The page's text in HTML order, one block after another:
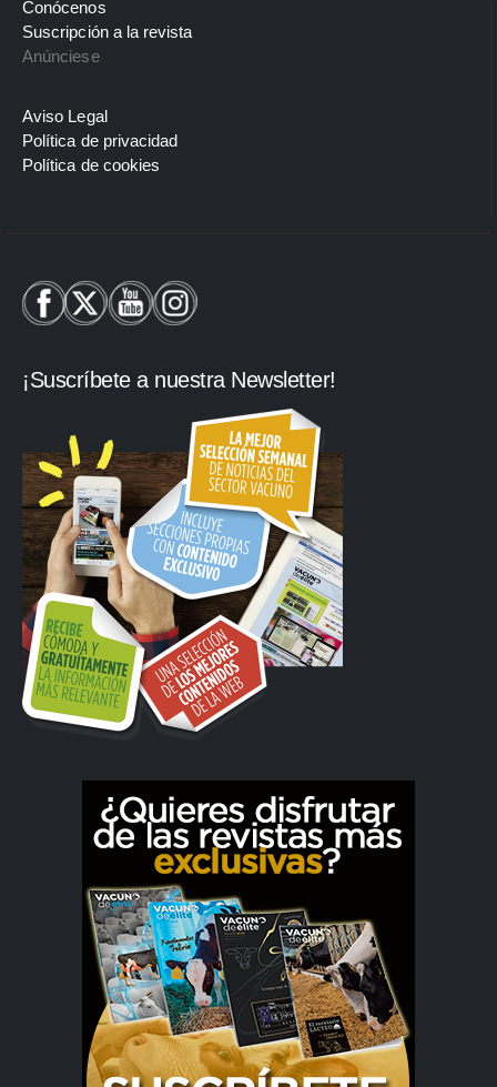
Conócenos
Suscripción a la revista
Anúnciese
Aviso Legal
Política de privacidad
Política de cookies
¡Suscríbete a nuestra Newsletter!